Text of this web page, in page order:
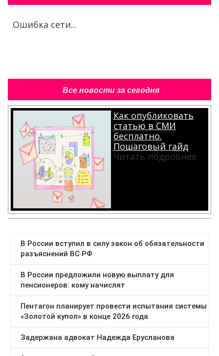
Ошибка сети...
Все новости за сегодня
Как опубликовать
статью в СМИ
бесплатно.
Пошаговый гайд
Читать подробнее